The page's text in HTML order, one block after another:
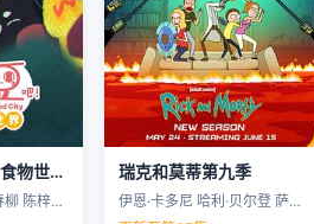
请吃红小豆吧！食物世界第一季
林佩妍 朱芷仪 林春柳 陈梓聪 …
瑞克和莫蒂第九季
伊恩·卡多尼 哈利·贝尔登 萨拉·乔克 克里斯·帕内尔 …